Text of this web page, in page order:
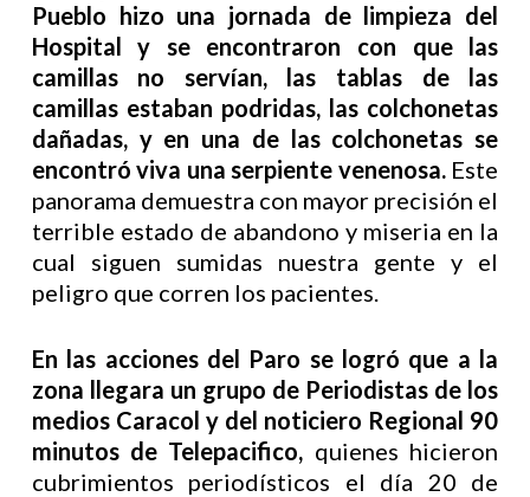
Pueblo hizo una jornada de limpieza del
Hospital y se encontraron con que las
camillas no servían, las tablas de las
camillas estaban podridas, las colchonetas
dañadas, y en una de las colchonetas se
encontró viva una serpiente venenosa.Este
panorama demuestra con mayor precisión el
terrible estado de abandono y miseria en la
cual siguen sumidas nuestra gente y el
peligro que corren los pacientes.
En las acciones del Paro se logró que a la
zona llegara un grupo de Periodistas de los
medios Caracol y del noticiero Regional 90
minutos de Telepacifico, quienes hicieron
cubrimientos periodísticos el día 20 de